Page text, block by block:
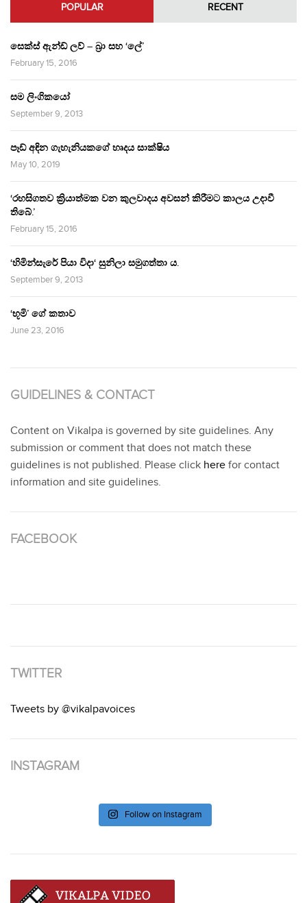
POPULAR RECENT
සෙක්ස් ඇන්ඩ් ලව් – බ්‍රා සහ ‘ලේ’
February 15, 2016
සම ලිංගිකයෝ
September 9, 2013
පෑඩ් අඳින ගැහැනියකගේ හෘදය සාක්ෂිය
May 10, 2019
‘රහසිගතව ක්‍රියාත්මක වන කුලවාදය අවසන් කිරීමට කාලය උදාවී
තිබේ.’
February 15, 2016
‘හිමින්සැරේ පියා විදා‘ සුනිලා සමුගත්තා ය.
September 9, 2013
‘භූමි’ ගේ කතාව
June 23, 2016
GUIDELINES & CONTACT
Content on Vikalpa is governed by site guidelines. Any
submission or comment that does not match these
guidelines is not published. Please click here for contact
information and site guidelines.
FACEBOOK
TWITTER
Tweets by @vikalpavoices
INSTAGRAM
Follow on Instagram